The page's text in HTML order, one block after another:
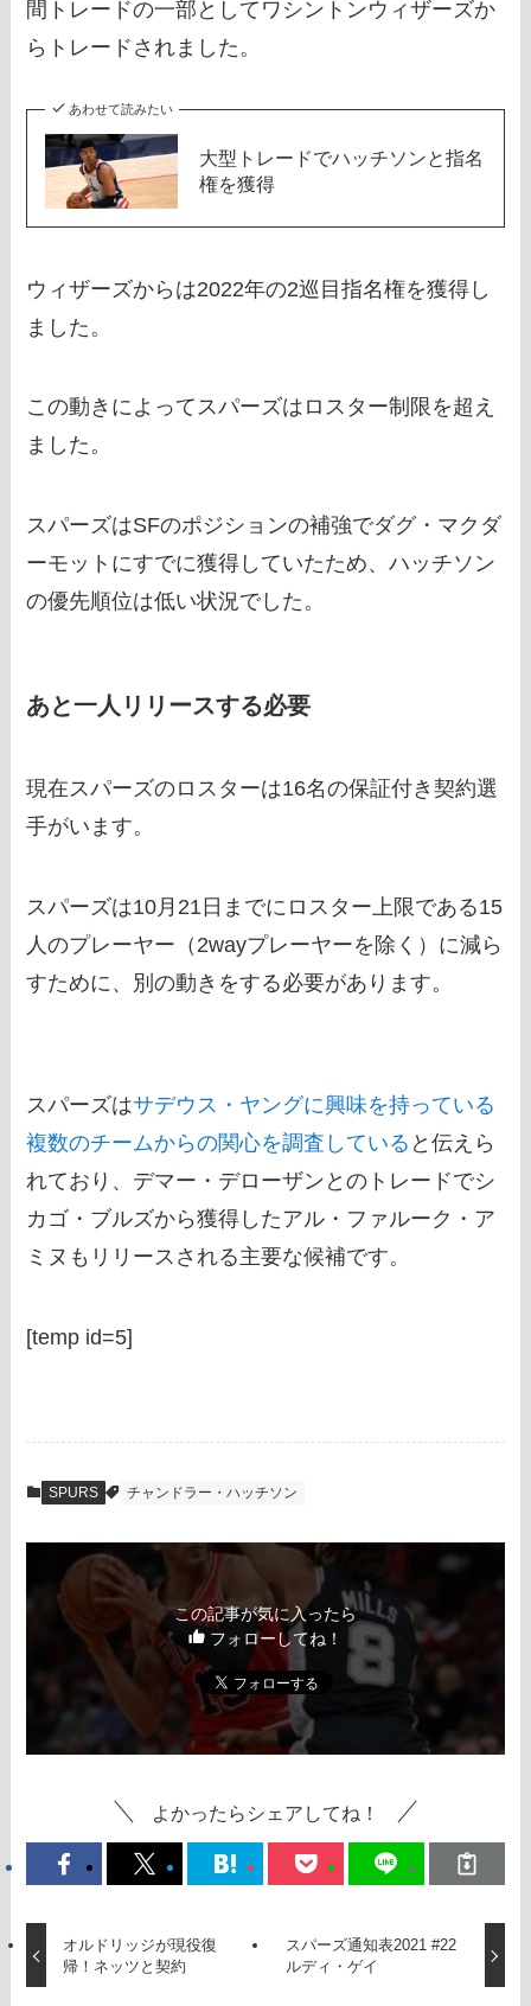
間トレードの一部としてワシントンウィザーズか
らトレードされました。
あわせて読みたい
大型トレードでハッチソンと指名
権を獲得
ウィザーズからは2022年の2巡目指名権を獲得し
ました。
この動きによってスパーズはロスター制限を超え
ました。
スパーズはSFのポジションの補強でダグ・マクダ
ーモットにすでに獲得していたため、ハッチソン
の優先順位は低い状況でした。
あと一人リリースする必要
現在スパーズのロスターは16名の保証付き契約選
手がいます。
スパーズは10月21日までにロスター上限である15
人のプレーヤー（2wayプレーヤーを除く）に減ら
すために、別の動きをする必要があります。
スパーズはサデウス・ヤングに興味を持っている
複数のチームからの関心を調査している と伝えら
れており、デマー・デローザンとのトレードでシ
カゴ・ブルズから獲得したアル・ファルーク・ア
ミヌもリリースされる主要な候補です。
[temp id=5]
SPURS チャンドラー・ハッチソン
この記事が気に入ったら
フォローしてね！
よかったらシェアしてね！
オルドリッジが現役復
帰！ネッツと契約
スパーズ通知表2021 #22
ルディ・ゲイ